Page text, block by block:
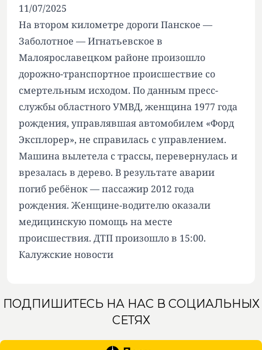
11/07/2025
На втором километре дороги Панское —
Заболотное — Игнатьевское в
Малоярославецком районе произошло
дорожно-транспортное происшествие со
смертельным исходом. По данным пресс-
службы областного УМВД, женщина 1977 года
рождения, управлявшая автомобилем «Форд
Эксплорер», не справилась с управлением.
Машина вылетела с трассы, перевернулась и
врезалась в дерево. В результате аварии
погиб ребёнок — пассажир 2012 года
рождения. Женщине-водителю оказали
медицинскую помощь на месте
происшествия. ДТП произошло в 15:00.
Калужские новости
ПОДПИШИТЕСЬ НА НАС В СОЦИАЛЬНЫХ
СЕТЯХ